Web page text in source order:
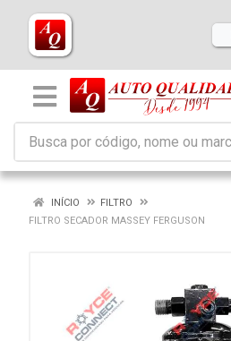
INÍCIO
FILTRO
FILTRO SECADOR MASSEY FERGUSON